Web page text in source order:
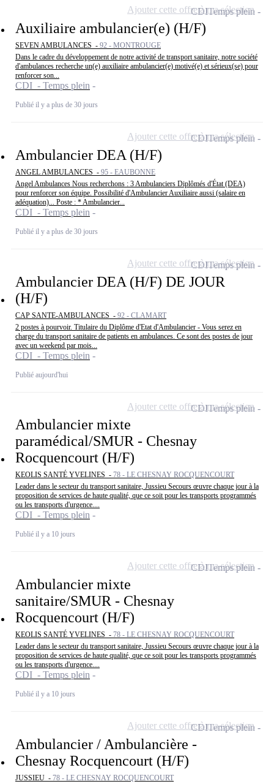
Auxiliaire ambulancier(e) (H/F)
SEVEN AMBULANCES - 92 - MONTROUGE
Dans le cadre du développement de notre activité de transport sanitaire, notre société
d'ambulances recherche un(e) auxiliaire ambulancier(e) motivé(e) et sérieux(se) pour
renforcer son...
CDI - Temps plein
Publié il y a plus de 30 jours
CDITemps plein
Ajouter cette offre à ma sélection
Ambulancier DEA (H/F)
ANGEL AMBULANCES - 95 - EAUBONNE
Angel Ambulances Nous recherchons : 3 Ambulanciers Diplômés d'État (DEA)
pour renforcer son équipe. Possibilité d'Ambulancier Auxiliaire aussi (salaire en
adéquation)... Poste : * Ambulancier...
CDI - Temps plein
Publié il y a plus de 30 jours
CDITemps plein
Ajouter cette offre à ma sélection
Ambulancier DEA (H/F) DE JOUR
(H/F)
CAP SANTE-AMBULANCES - 92 - CLAMART
2 postes à pourvoir. Titulaire du Diplôme d'Etat d'Ambulancier - Vous serez en
charge du transport sanitaire de patients en ambulances. Ce sont des postes de jour
avec un weekend par mois...
CDI - Temps plein
Publié aujourd'hui
CDITemps plein
Ajouter cette offre à ma sélection
Ambulancier mixte
paramédical/SMUR - Chesnay
Rocquencourt (H/F)
KEOLIS SANTÉ YVELINES - 78 - LE CHESNAY ROCQUENCOURT
Leader dans le secteur du transport sanitaire, Jussieu Secours œuvre chaque jour à la
proposition de services de haute qualité, que ce soit pour les transports programmés
ou les transports d'urgence....
CDI - Temps plein
Publié il y a 10 jours
CDITemps plein
Ajouter cette offre à ma sélection
Ambulancier mixte
sanitaire/SMUR - Chesnay
Rocquencourt (H/F)
KEOLIS SANTÉ YVELINES - 78 - LE CHESNAY ROCQUENCOURT
Leader dans le secteur du transport sanitaire, Jussieu Secours œuvre chaque jour à la
proposition de services de haute qualité, que ce soit pour les transports programmés
ou les transports d'urgence....
CDI - Temps plein
Publié il y a 10 jours
CDITemps plein
Ajouter cette offre à ma sélection
Ambulancier / Ambulancière -
Chesnay Rocquencourt (H/F)
JUSSIEU - 78 - LE CHESNAY ROCQUENCOURT
CDITemps plein
Ajouter cette offre à ma sélection